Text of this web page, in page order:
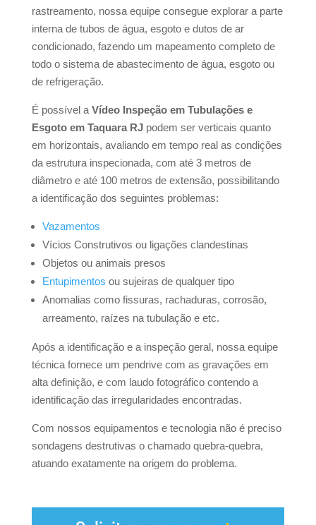
rastreamento, nossa equipe consegue explorar a parte
interna de tubos de água, esgoto e dutos de ar
condicionado, fazendo um mapeamento completo de
todo o sistema de abastecimento de água, esgoto ou
de refrigeração.
É possível a Vídeo Inspeção em Tubulações e
Esgoto em Taquara RJ podem serverticais quanto
em horizontais, avaliando em tempo real as condições
da estrutura inspecionada, com até 3 metros de
diâmetro e até 100 metros de extensão, possibilitando
a identificação dos seguintes problemas:
Vazamentos
Vícios Construtivos ou ligações clandestinas
Objetos ou animais presos
Entupimentos ou sujeiras de qualquer tipo
Anomalias como fissuras, rachaduras, corrosão,
arreamento, raízes na tubulação e etc.
Após a identificação e a inspeção geral, nossa equipe
técnica fornece um pendrive com as gravações em
alta definição, e com laudo fotográfico contendo a
identificação das irregularidades encontradas.
Com nossos equipamentos e tecnologia não é preciso
sondagens destrutivas o chamado quebra-quebra,
atuando exatamente na origem do problema.